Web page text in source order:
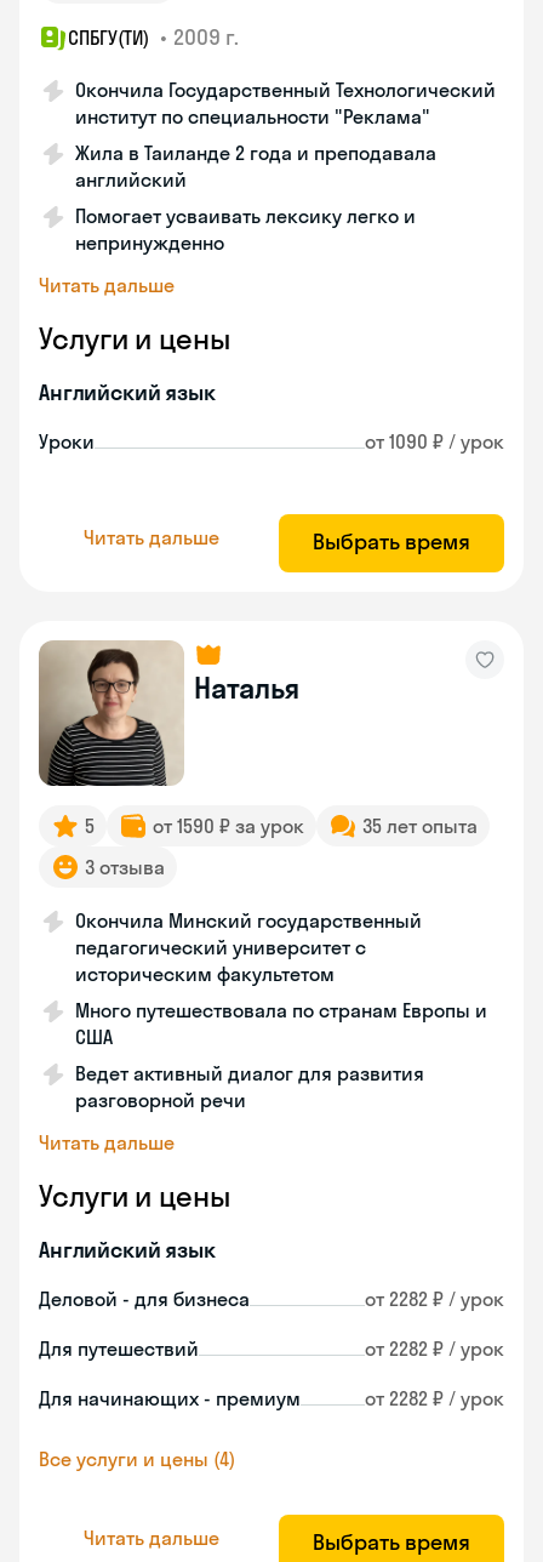
СПБГУ(ТИ) • 2009 г.
Окончила Государственный Технологический
институт по специальности "Реклама"
Жила в Таиланде 2 года и преподавала
английский
Помогает усваивать лексику легко и
непринужденно
Читать дальше
Услуги и цены
Английский язык
Уроки от 1090 ₽ / урок
Читать дальше Выбрать время
Наталья
5 от 1590 ₽ за урок
35 лет опыта
3 отзыва
Окончила Минский государственный
педагогический университет с
историческим факультетом
Много путешествовала по странам Европы и
США
Ведет активный диалог для развития
разговорной речи
Читать дальше
Услуги и цены
Английский язык
Деловой - для бизнеса от 2282 ₽ / урок
Для путешествий от 2282 ₽ / урок
Для начинающих - премиум от 2282 ₽ / урок
Все услуги и цены (4)
Читать дальше Выбрать время